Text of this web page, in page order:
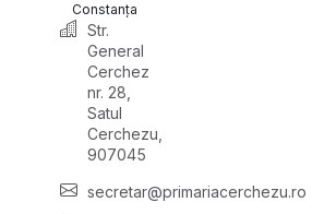
Constanța
Str.
General
Cerchez
nr. 28,
Satul
Cerchezu,
907045
secretar@primariacerchezu.ro